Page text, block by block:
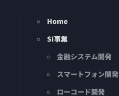
Home
SI事業
金融システム開発
スマートフォン開発
ローコード開発